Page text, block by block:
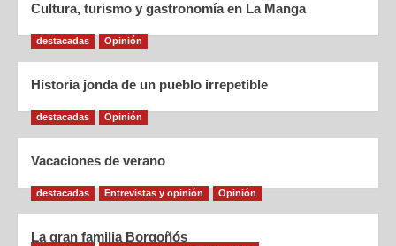
Cultura, turismo y gastronomía en La Manga
destacadas Opinión
Historia jonda de un pueblo irrepetible
destacadas Opinión
Vacaciones de verano
destacadas Entrevistas y opinión Opinión
La gran familia Borgoñós